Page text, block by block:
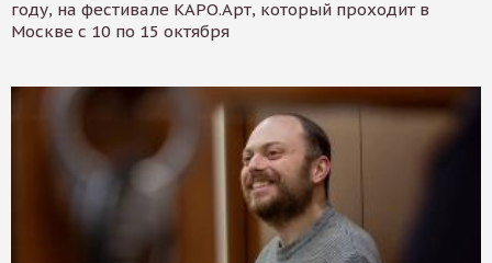
году, на фестивале КАРО.Арт, который проходит в
Москве с 10 по 15 октября